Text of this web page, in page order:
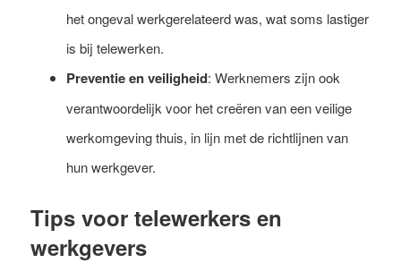
het ongeval werkgerelateerd was, wat soms lastiger
is bij telewerken.
Preventie en veiligheid: Werknemers zijn ook
verantwoordelijk voor het creëren van een veilige
werkomgeving thuis, in lijn met de richtlijnen van
hun werkgever.
Tips voor telewerkers en
werkgevers